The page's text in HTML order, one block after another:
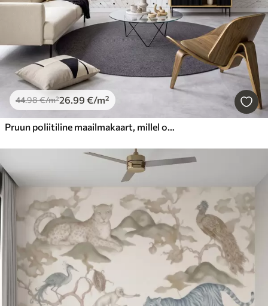
44.98€/m²26.99 €/m²
Pruun poliitiline maailmakaart, millel on lipud ja ingliskeelsed nimetused